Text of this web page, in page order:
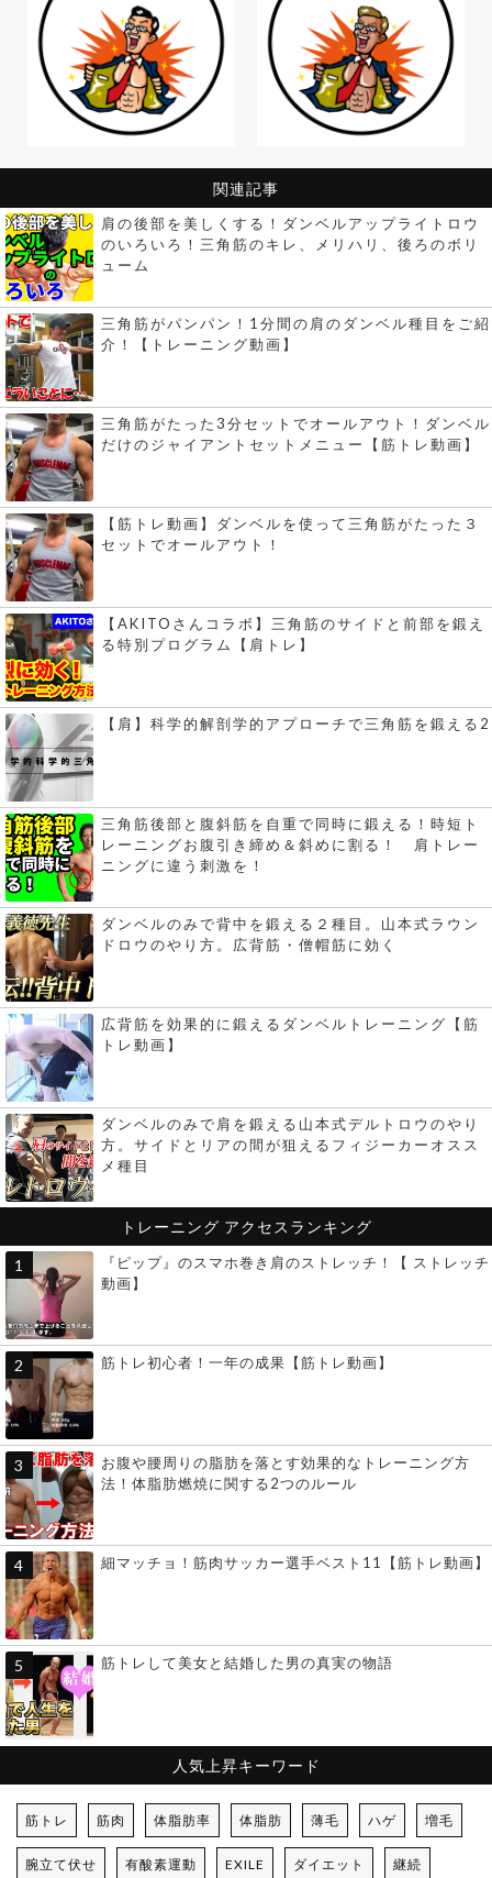
関連記事
肩の後部を美しくする！ダンベルアップライトロウ
のいろいろ！三角筋のキレ、メリハリ、後ろのボリ
ューム
三角筋がパンパン！1分間の肩のダンベル種目をご紹
介！【トレーニング動画】
三角筋がたった3分セットでオールアウト！ダンベル
だけのジャイアントセットメニュー【筋トレ動画】
【筋トレ動画】ダンベルを使って三角筋がたった３
セットでオールアウト！
【AKITOさんコラボ】三角筋のサイドと前部を鍛え
る特別プログラム【肩トレ】
【肩】科学的解剖学的アプローチで三角筋を鍛える2
三角筋後部と腹斜筋を自重で同時に鍛える！時短ト
レーニングお腹引き締め＆斜めに割る！ 肩トレー
ニングに違う刺激を！
ダンベルのみで背中を鍛える２種目。山本式ラウン
ドロウのやり方。広背筋・僧帽筋に効く
広背筋を効果的に鍛えるダンベルトレーニング【筋
トレ動画】
ダンベルのみで肩を鍛える山本式デルトロウのやり
方。サイドとリアの間が狙えるフィジーカーオスス
メ種目
トレーニング アクセスランキング
『ピップ』のスマホ巻き肩のストレッチ！【 ストレッチ
動画】
筋トレ初心者！一年の成果【筋トレ動画】
お腹や腰周りの脂肪を落とす効果的なトレーニング方
法！体脂肪燃焼に関する2つのルール
細マッチョ！筋肉サッカー選手ベスト11【筋トレ動画】
筋トレして美女と結婚した男の真実の物語
人気上昇キーワード
筋トレ 筋肉 体脂肪率 体脂肪 薄毛 ハゲ 増毛
腕立て伏せ 有酸素運動 EXILE ダイエット 継続